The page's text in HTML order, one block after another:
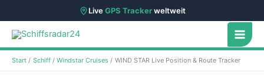
LiveGPS Trackerweltweit
Zum
Inhalt
springen
Start Schiff Windstar Cruises WIND STAR Live Position & Route Tracker